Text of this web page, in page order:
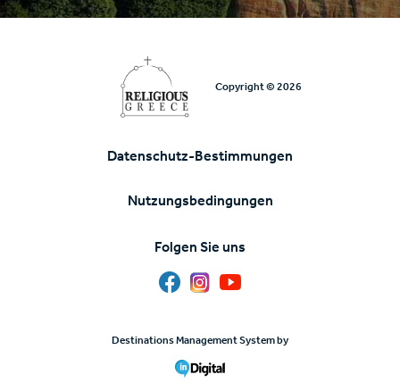
Copyright © 2026
Υποσέλιδο
Datenschutz-Bestimmungen
Nutzungsbedingungen
Folgen Sie uns
Destinations Management System by